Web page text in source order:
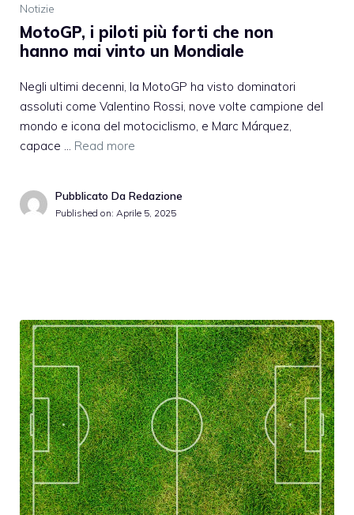
Notizie
MotoGP, i piloti più forti che non
hanno mai vinto un Mondiale
Negli ultimi decenni, la MotoGP ha visto dominatori
assoluti come Valentino Rossi, nove volte campione del
mondo e icona del motociclismo, e Marc Márquez,
capace … Read more
Pubblicato Da Redazione
Published on: Aprile 5, 2025